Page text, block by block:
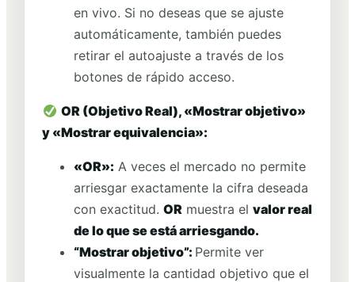
en vivo. Si no deseas que se ajuste
automáticamente, también puedes
retirar el autoajuste a través de los
botones de rápido acceso.
OR (Objetivo Real), «Mostrar objetivo»
y «Mostrar equivalencia»:
«OR»: A veces el mercado no permite
arriesgar exactamente la cifra deseada
con exactitud.OR muestra elvalor real
de lo que se está arriesgando.
“Mostrar objetivo”: Permite ver
visualmente la cantidad objetivo que el